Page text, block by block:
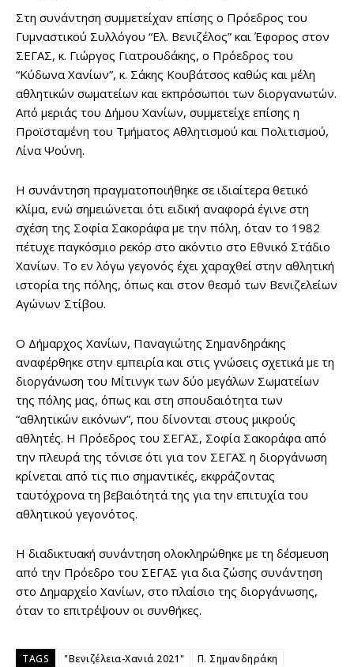
Στη συνάντηση συμμετείχαν επίσης ο Πρόεδρος του
Γυμναστικού Συλλόγου “Ελ. Βενιζέλος” και Έφορος στον
ΣΕΓΑΣ, κ. Γιώργος Γιατρουδάκης, ο Πρόεδρος του
“Κύδωνα Χανίων”, κ. Σάκης Κουβάτσος καθώς και μέλη
αθλητικών σωματείων και εκπρόσωποι των διοργανωτών.
Από μεριάς του Δήμου Χανίων, συμμετείχε επίσης η
Προϊσταμένη του Τμήματος Αθλητισμού και Πολιτισμού,
Λίνα Ψούνη.
Η συνάντηση πραγματοποιήθηκε σε ιδιαίτερα θετικό
κλίμα, ενώ σημειώνεται ότι ειδική αναφορά έγινε στη
σχέση της Σοφία Σακοράφα με την πόλη, όταν το 1982
πέτυχε παγκόσμιο ρεκόρ στο ακόντιο στο Εθνικό Στάδιο
Χανίων. Το εν λόγω γεγονός έχει χαραχθεί στην αθλητική
ιστορία της πόλης, όπως και στον θεσμό των Βενιζελείων
Αγώνων Στίβου.
Ο Δήμαρχος Χανίων, Παναγιώτης Σημανδηράκης
αναφέρθηκε στην εμπειρία και στις γνώσεις σχετικά με τη
διοργάνωση του Μίτινγκ των δύο μεγάλων Σωματείων
της πόλης μας, όπως και στη σπουδαιότητα των
“αθλητικών εικόνων”, που δίνονται στους μικρούς
αθλητές. Η Πρόεδρος του ΣΕΓΑΣ, Σοφία Σακοράφα από
την πλευρά της τόνισε ότι για τον ΣΕΓΑΣ η διοργάνωση
κρίνεται από τις πιο σημαντικές, εκφράζοντας
ταυτόχρονα τη βεβαιότητά της για την επιτυχία του
αθλητικού γεγονότος.
Η διαδικτυακή συνάντηση ολοκληρώθηκε με τη δέσμευση
από την Πρόεδρο του ΣΕΓΑΣ για δια ζώσης συνάντηση
στο Δημαρχείο Χανίων, στο πλαίσιο της διοργάνωσης,
όταν το επιτρέψουν οι συνθήκες.
TAGS "Βενιζέλεια-Χανιά 2021"
Π. Σημανδηράκη